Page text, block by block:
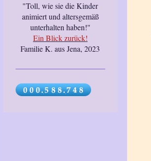
"Toll, wie sie die Kinder
animiert und altersgemäß
unterhalten haben!"
Ein Blick zurück!
Familie K. aus Jena, 2023